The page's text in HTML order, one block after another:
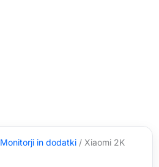
Monitorji in dodatki / Xiaomi 2K